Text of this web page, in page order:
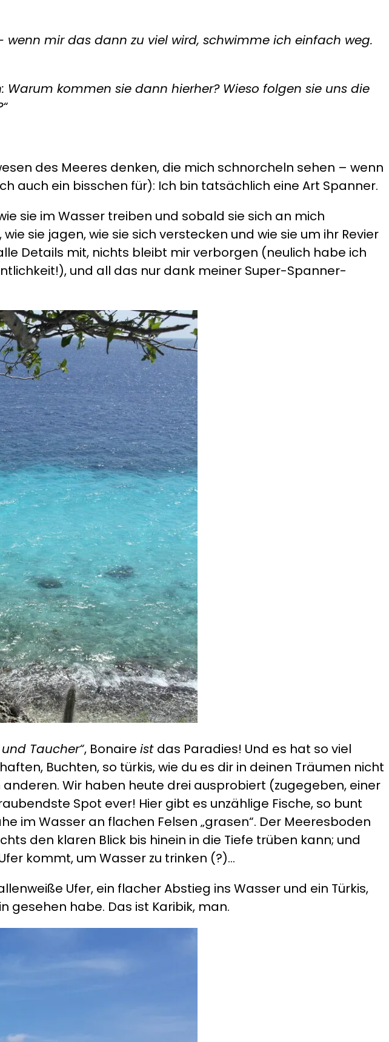
mir das dann zu viel wird, schwimme ich einfach weg.
kommen sie dann hierher? Wieso folgen sie uns die
des Meeres denken, die mich schnorcheln sehen – wenn
auch ein bisschen für): Ich bin tatsächlich eine Art Spanner.
sie im Wasser treiben und sobald sie sich an mich
sie jagen, wie sie sich verstecken und wie sie um ihr Revier
Details mit, nichts bleibt mir verborgen (neulich habe ich
und all das nur dank meiner Super-Spanner-
Taucher“, Bonaire ist das Paradies! Und es hat so viel
Buchten, so türkis, wie du es dir in deinen Träumen nicht
Wir haben heute drei ausprobiert (zugegeben, einer
Spot ever! Hier gibt es unzählige Fische, so bunt
im Wasser an flachen Felsen „grasen“. Der Meeresboden
den klaren Blick bis hinein in die Tiefe trüben kann; und
kommt, um Wasser zu trinken (?)…
Ufer, ein flacher Abstieg ins Wasser und ein Türkis,
habe. Das ist Karibik, man.